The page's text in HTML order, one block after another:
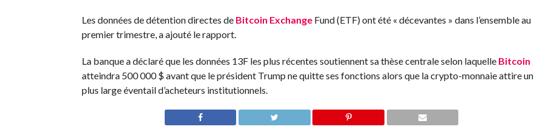
Les données de détention directes de Bitcoin ExchangeFund (ETF) ont été « décevantes » dans l’ensemble au
premier trimestre, a ajouté le rapport.
La banque a déclaré que les données 13F les plus récentes soutiennent sa thèse centrale selon laquelle Bitcoin
atteindra 500 000 $ avant que le président Trump ne quitte ses fonctions alors que la crypto-monnaie attire un
plus large éventail d’acheteurs institutionnels.